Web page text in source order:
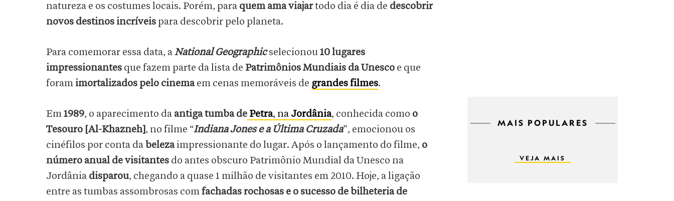
natureza e os costumes locais. Porém, para quem ama viajartodo dia é dia de descobrir
novos destinos incríveis para descobrir pelo planeta.
Para comemorar essa data, aNational Geographicselecionou10 lugares
impressionantes que fazem parte da lista de Patrimônios Mundiais da Unesco e que
foram imortalizados pelo cinemaem cenas memoráveis de grandes filmes.
Em1989, o aparecimento da antiga tumba de Petra, na Jordânia, conhecida como o
Tesouro [Al-Khazneh], no filme “Indiana Jones e a Última Cruzada”, emocionou os
cinéfilos por conta da belezaimpressionante do lugar. Após o lançamento do filme, o
número anual de visitantes do antes obscuro Patrimônio Mundial da Unesco na
Jordânia disparou, chegando a quase 1 milhão de visitantes em 2010. Hoje, a ligação
entre as tumbas assombrosas comfachadas rochosas e o sucesso de bilheteria de
MAIS POPULARES
VEJA MAIS